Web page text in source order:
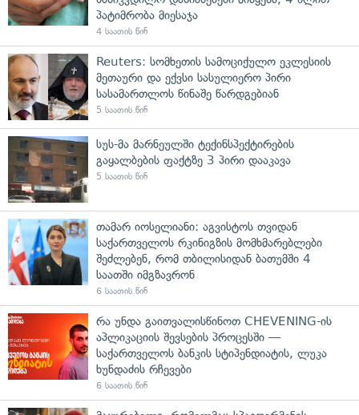
პატიმრობა მიესაჯა
4 საათის წინ
Reuters: სომხეთის სამოციქულო ეკლესიის
მეთაური და ექვსი სასულიერო პირი
სასამართლოს წინაშე წარდგებიან
5 საათის წინ
სუს-მა მარნეულში ტექინსპექტირების
გაყალბების ფაქტზე 3 პირი დააკავა
5 საათის წინ
თამარ იოსელიანი: აგვისტოს თვიდან
საქართველოს რკინიგზის მომხმარებლები
შეძლებენ, რომ თბილისიდან ბათუმში 4
საათში იმგზავრონ
6 საათის წინ
რა უნდა გაითვალისწინოთ CHEVENING-ის
აპლიკაციის შევსების პროცესში —
საქართველოს ბანკის სტიპენდიატის, ლუკა
ხუნდაძის რჩევები
6 საათის წინ